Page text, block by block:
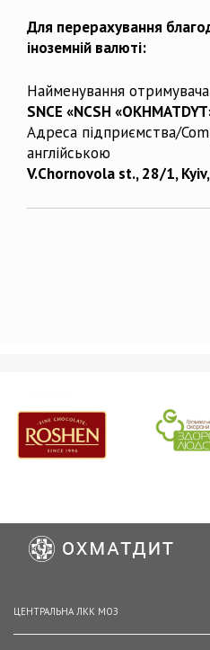
Для перерахування
іноземній валюті:
Найменування
SNCE «NCSH
Адреса підприємства/
англійською
V.Chornovola st., 28/1,
ЦЕНТРАЛЬНА ЛКК МОЗ